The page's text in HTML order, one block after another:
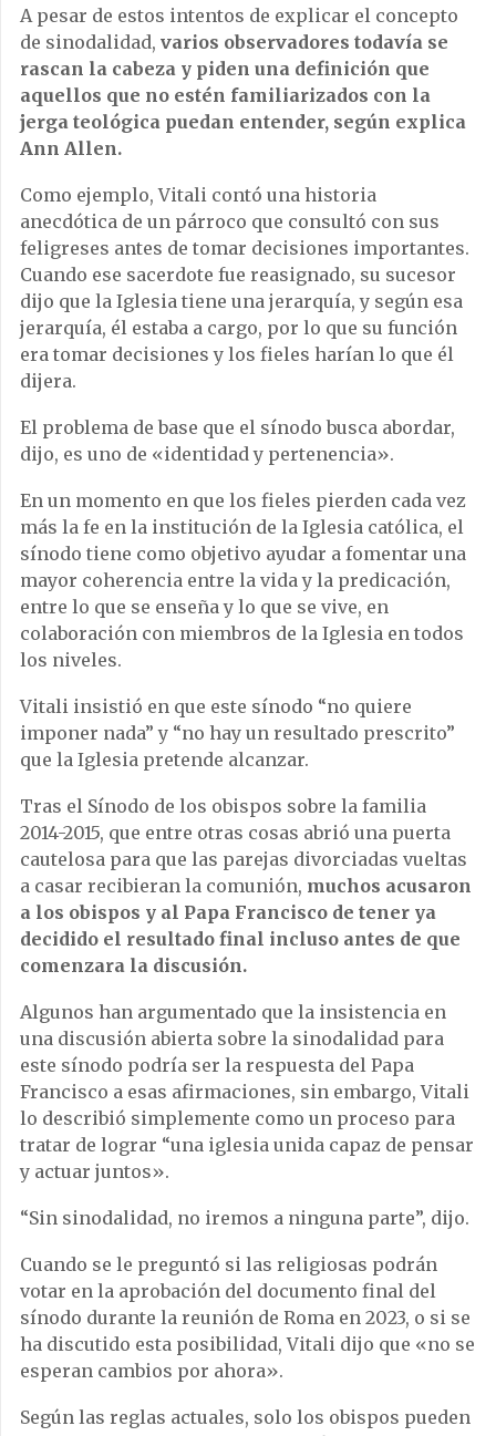
A pesar de estos intentos de explicar el concepto
de sinodalidad, varios observadores todavía se
rascan la cabeza y piden una definición que
aquellos que no estén familiarizados con la
jerga teológica puedan entender, según explica
Ann Allen.
Como ejemplo, Vitali contó una historia
anecdótica de un párroco que consultó con sus
feligreses antes de tomar decisiones importantes.
Cuando ese sacerdote fue reasignado, su sucesor
dijo que la Iglesia tiene una jerarquía, y según esa
jerarquía, él estaba a cargo, por lo que su función
era tomar decisiones y los fieles harían lo que él
dijera.
El problema de base que el sínodo busca abordar,
dijo, es uno de «identidad y pertenencia».
En un momento en que los fieles pierden cada vez
más la fe en la institución de la Iglesia católica, el
sínodo tiene como objetivo ayudar a fomentar una
mayor coherencia entre la vida y la predicación,
entre lo que se enseña y lo que se vive, en
colaboración con miembros de la Iglesia en todos
los niveles.
Vitali insistió en que este sínodo “no quiere
imponer nada” y “no hay un resultado prescrito”
que la Iglesia pretende alcanzar.
Tras el Sínodo de los obispos sobre la familia
2014-2015, que entre otras cosas abrió una puerta
cautelosa para que las parejas divorciadas vueltas
a casar recibieran la comunión, muchos acusaron
a los obispos y al Papa Francisco de tener ya
decidido el resultado final incluso antes de que
comenzara la discusión.
Algunos han argumentado que la insistencia en
una discusión abierta sobre la sinodalidad para
este sínodo podría ser la respuesta del Papa
Francisco a esas afirmaciones, sin embargo, Vitali
lo describió simplemente como un proceso para
tratar de lograr “una iglesia unida capaz de pensar
y actuar juntos».
“Sin sinodalidad, no iremos a ninguna parte”, dijo.
Cuando se le preguntó si las religiosas podrán
votar en la aprobación del documento final del
sínodo durante la reunión de Roma en 2023, o si se
ha discutido esta posibilidad, Vitali dijo que «no se
esperan cambios por ahora».
Según las reglas actuales, solo los obispos pueden